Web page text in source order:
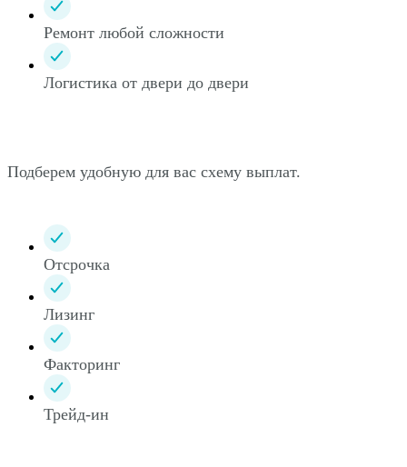
Ремонт любой сложности
Логистика от двери до двери
Подберем удобную для вас схему выплат.
Отсрочка
Лизинг
Факторинг
Трейд-ин